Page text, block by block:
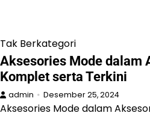
Tak Berkategori
Aksesories Mode dalam
Komplet serta Terkini
admin Desember 25, 2024
Aksesories Mode dalam